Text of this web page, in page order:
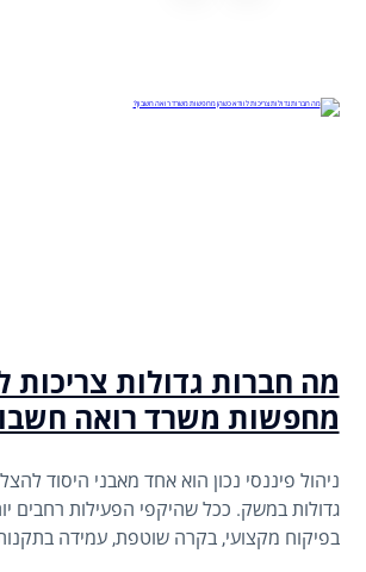
מה חברות גדולות צריכות
מחפשות משרד רואה
ניהול פיננסי נכון הוא אחד מאבני היסוד
גדולות במשק. ככל שהיקפי הפעילות רחבים
בפיקוח מקצועי, בקרה שוטפת, עמידה בתקנות